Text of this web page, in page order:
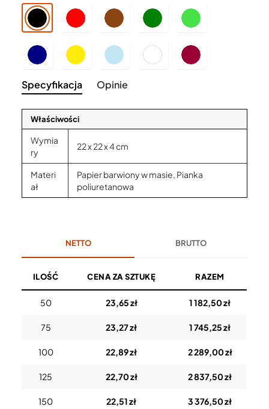
Specyfikacja Opinie
Właściwości
Wymia
ry
22 x 22 x 4 cm
Materi
ał
Papier barwiony w masie, Pianka
poliuretanowa
NETTO BRUTTO
ILOŚĆ CENA ZA SZTUKĘ RAZEM
50 23,65 zł 1 182,50 zł
75 23,27 zł 1 745,25 zł
100 22,89 zł 2 289,00 zł
125 22,70 zł 2 837,50 zł
150 22,51 zł 3 376,50 zł